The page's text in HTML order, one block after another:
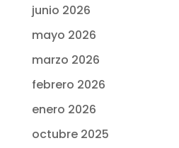
junio 2026
mayo 2026
marzo 2026
febrero 2026
enero 2026
octubre 2025